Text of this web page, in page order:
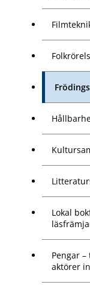
Lokal
Pengar
aktörer